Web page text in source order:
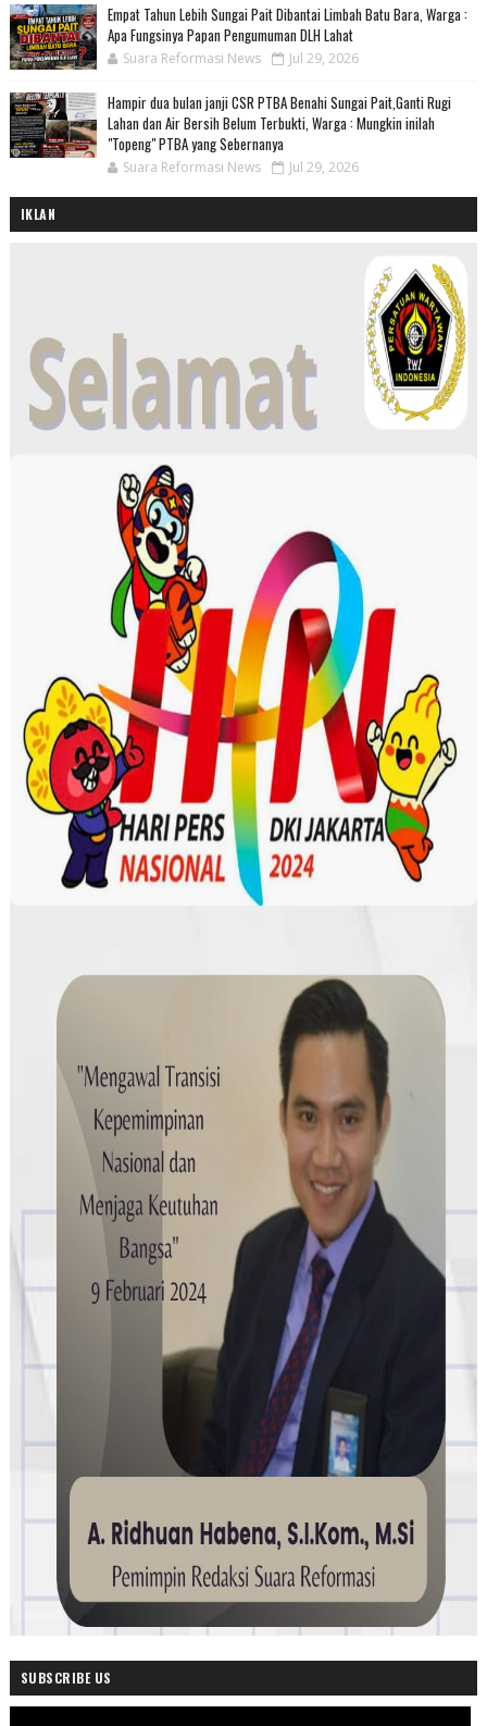
Empat Tahun Lebih Sungai Pait Dibantai Limbah Batu Bara, Warga :
Apa Fungsinya Papan Pengumuman DLH Lahat
Suara Reformasi News Jul 29, 2026
Hampir dua bulan janji CSR PTBA Benahi Sungai Pait,Ganti Rugi
Lahan dan Air Bersih Belum Terbukti, Warga : Mungkin inilah
"Topeng" PTBA yang Sebernanya
Suara Reformasi News Jul 29, 2026
IKLAN
SUBSCRIBE US